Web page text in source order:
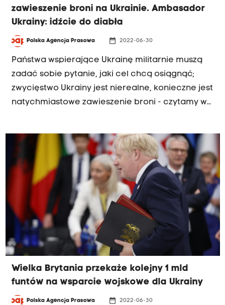
zawieszenie broni na Ukrainie. Ambasador
Ukrainy: idźcie do diabła
Polska Agencja Prasowa date_range 2022-06-30
Państwa wspierające Ukrainę militarnie muszą
zadać sobie pytanie, jaki cel chcą osiągnąć;
zwycięstwo Ukrainy jest nierealne, konieczne jest
natychmiastowe zawieszenie broni - czytamy w
do diabła" - komentuje ambasador Ukrainy w
Niemczech Andrij Melnyk.
Wielka Brytania przekaże kolejny 1 mld
funtów na wsparcie wojskowe dla Ukrainy
Polska Agencja Prasowa date_range 2022-06-30